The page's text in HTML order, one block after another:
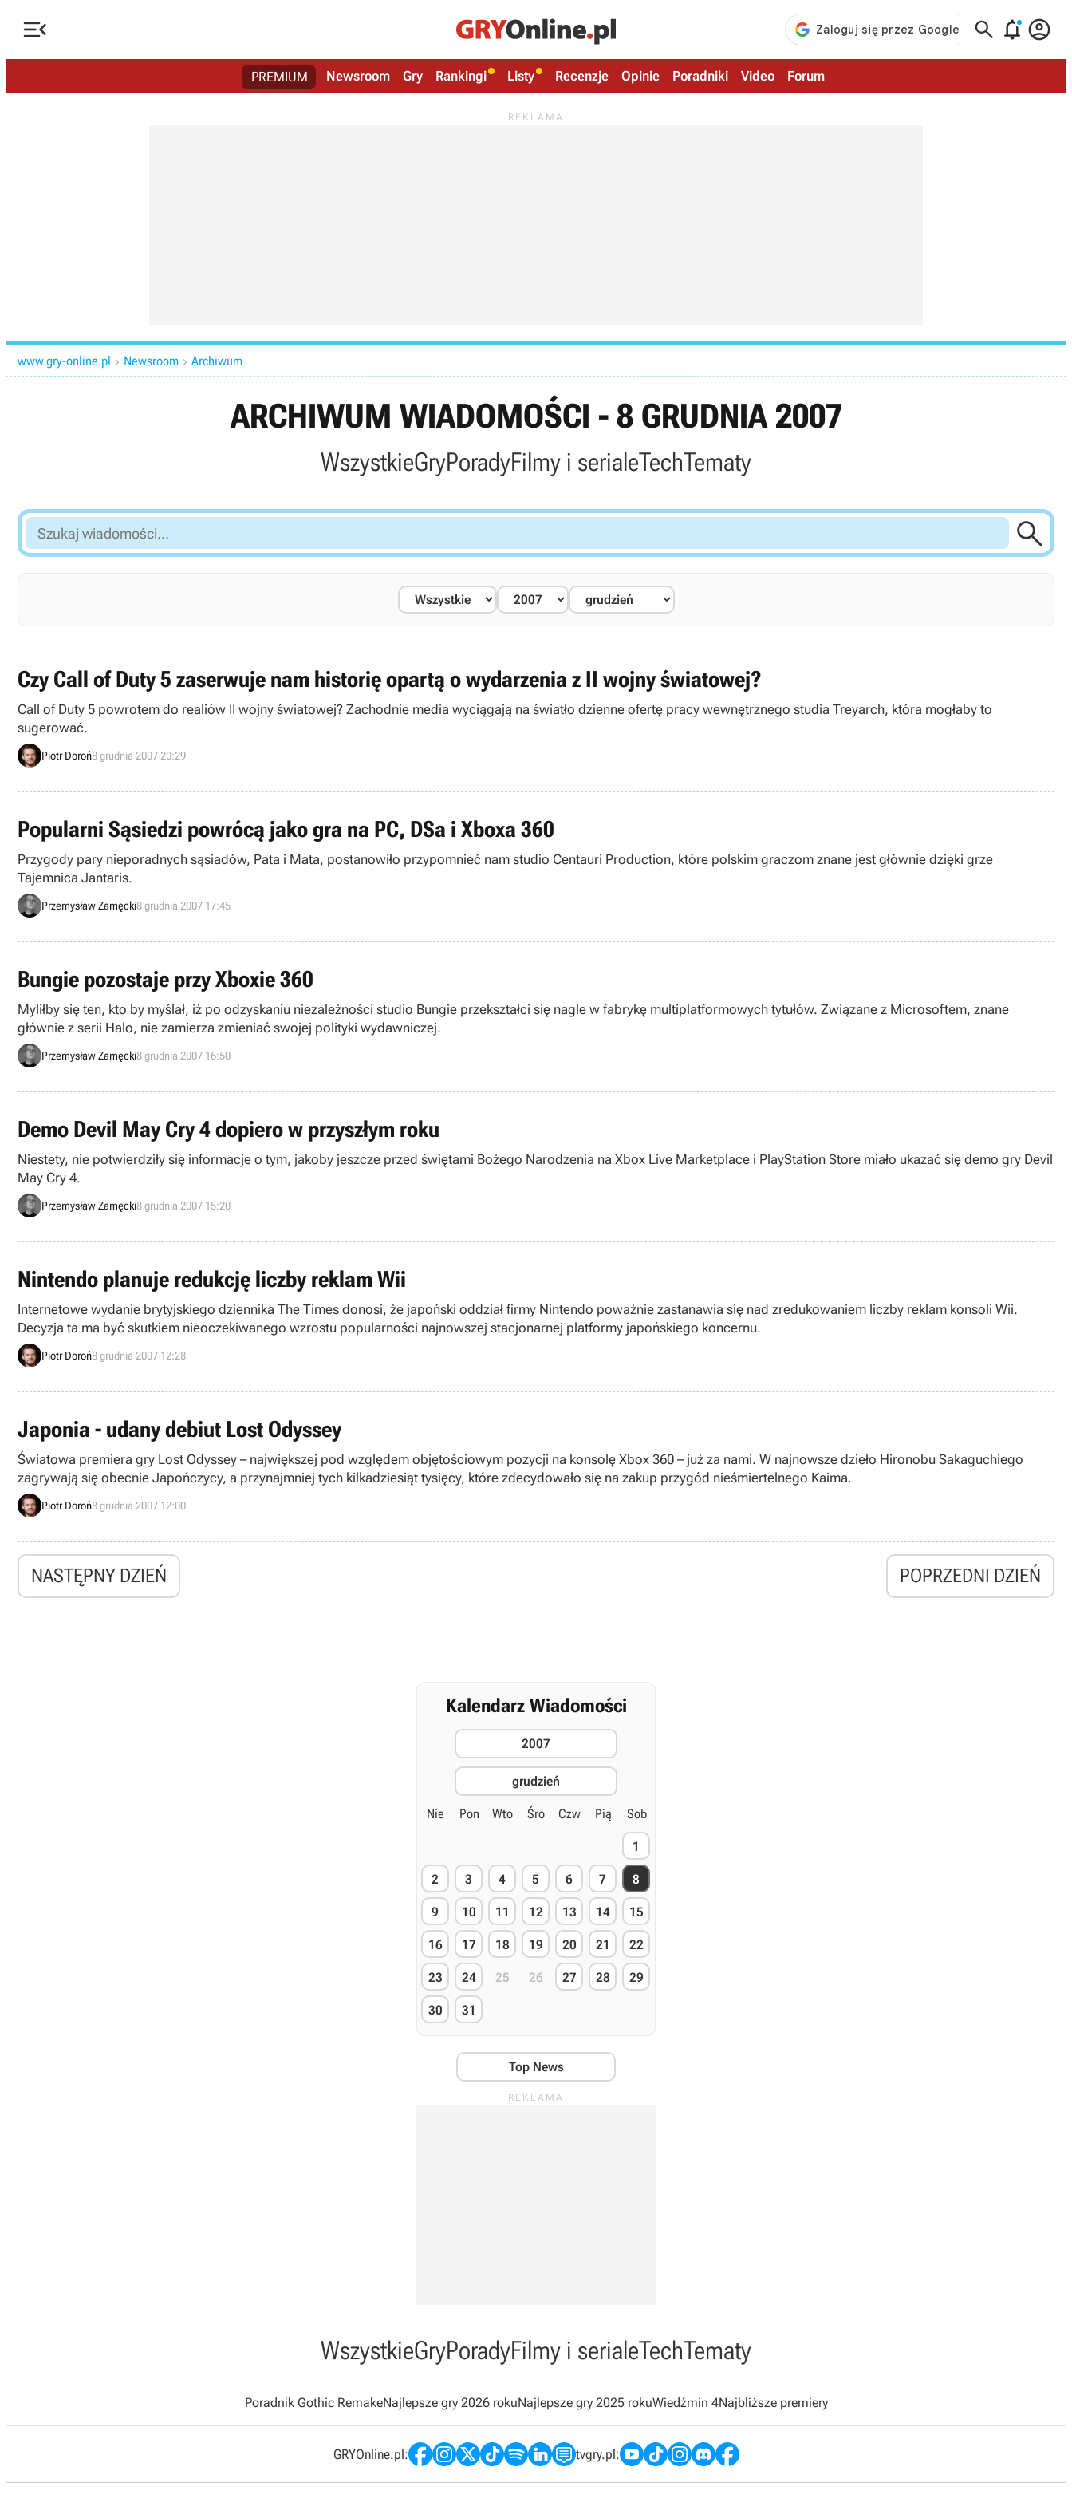
   
PREMIUM Newsroom Gry Rankingi Listy Recenzje Opinie Poradniki Video Forum
www.gry-online.pl  Newsroom  Archiwum
ARCHIWUM WIADOMOŚCI - 8 GRUDNIA 2007
WszystkieGryPoradyFilmy i serialeTechTematy
Szukaj
wiadomości...

Czy Call of Duty 5 zaserwuje nam historię opartą o wydarzenia z II wojny światowej?
Call of Duty 5 powrotem do realiów II wojny światowej? Zachodnie media wyciągają na światło dzienne ofertę pracy wewnętrznego studia Treyarch, która mogłaby to
sugerować.
Piotr Doroń8 grudnia 2007 20:29
Popularni Sąsiedzi powrócą jako gra na PC, DSa i Xboxa 360
Przygody pary nieporadnych sąsiadów, Pata i Mata, postanowiło przypomnieć nam studio Centauri Production, które polskim graczom znane jest głównie dzięki grze
Tajemnica Jantaris.
Przemysław Zamęcki8 grudnia 2007 17:45
Bungie pozostaje przy Xboxie 360
Myliłby się ten, kto by myślał, iż po odzyskaniu niezależności studio Bungie przekształci się nagle w fabrykę multiplatformowych tytułów. Związane z Microsoftem, znane
głównie z serii Halo, nie zamierza zmieniać swojej polityki wydawniczej.
Przemysław Zamęcki8 grudnia 2007 16:50
Demo Devil May Cry 4 dopiero w przyszłym roku
Niestety, nie potwierdziły się informacje o tym, jakoby jeszcze przed świętami Bożego Narodzenia na Xbox Live Marketplace i PlayStation Store miało ukazać się demo gry Devil
May Cry 4.
Przemysław Zamęcki8 grudnia 2007 15:20
Nintendo planuje redukcję liczby reklam Wii
Internetowe wydanie brytyjskiego dziennika The Times donosi, że japoński oddział firmy Nintendo poważnie zastanawia się nad zredukowaniem liczby reklam konsoli Wii.
Decyzja ta ma być skutkiem nieoczekiwanego wzrostu popularności najnowszej stacjonarnej platformy japońskiego koncernu.
Piotr Doroń8 grudnia 2007 12:28
Japonia - udany debiut Lost Odyssey
Światowa premiera gry Lost Odyssey – największej pod względem objętościowym pozycji na konsolę Xbox 360 – już za nami. W najnowsze dzieło Hironobu Sakaguchiego
zagrywają się obecnie Japończycy, a przynajmniej tych kilkadziesiąt tysięcy, które zdecydowało się na zakup przygód nieśmiertelnego Kaima.
Piotr Doroń8 grudnia 2007 12:00
NASTĘPNY DZIEŃ POPRZEDNI DZIEŃ
Kalendarz Wiadomości
2007
grudzień
Nie Pon Wto Śro Czw Pią Sob
1
2 3 4 5 6 7 8
9 10 11 12 13 14 15
16 17 18 19 20 21 22
23 24 25 26 27 28 29
30 31
Top News
WszystkieGryPoradyFilmy i serialeTechTematy
Poradnik Gothic RemakeNajlepsze gry 2026 rokuNajlepsze gry 2025 rokuWiedźmin 4Najbliższe premiery
GRYOnline.pl: tvgry.pl: